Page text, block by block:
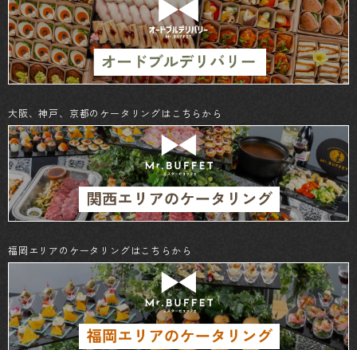
大阪、神戸、京都のケータリングはこちらから
福岡エリアのケータリングはこちらから